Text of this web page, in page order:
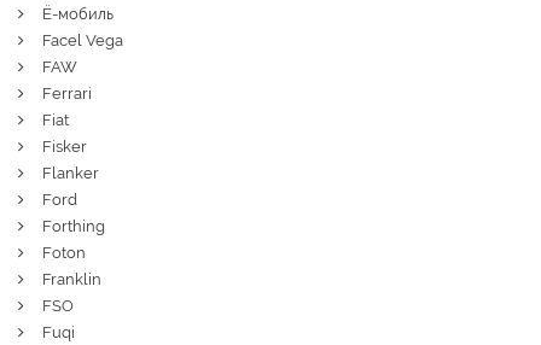
Ё-мобиль
Facel Vega
FAW
Ferrari
Fiat
Fisker
Flanker
Ford
Forthing
Foton
Franklin
FSO
Fuqi